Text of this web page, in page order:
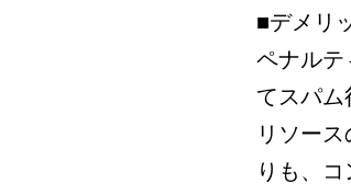
■デメリ
ペナルテ
てスパム
リソー
りも、